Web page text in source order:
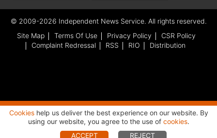
© 2009-2026 Independent News Service. All rights reserved.
Site Map
Terms Of Use Privacy Policy
CSR Policy
Complaint Redressal
RSS RIO Distribution
Advertisement
Cookieshelp us deliver the best experience on our website. By
using our website, you agree to the use of cookies.
ACCEPT
REJECT